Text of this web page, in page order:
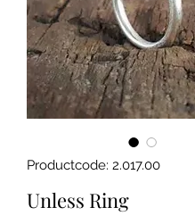
Productcode: 2.017.00
Unless Ring